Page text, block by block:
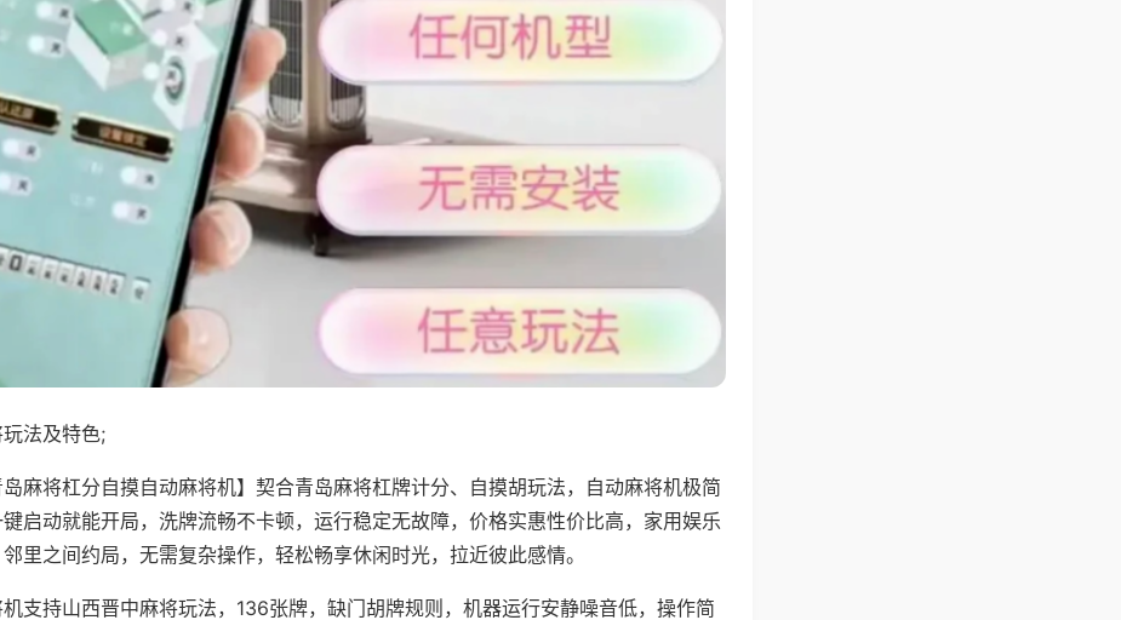
法及特色;
岛麻将杠分自摸自动麻将机】契合青岛麻将杠牌计分、自摸胡玩法，自动麻将机极简
启动就能开局，洗牌流畅不卡顿，运行稳定无故障，价格实惠性价比高，家用娱乐
里之间约局，无需复杂操作，轻松畅享休闲时光，拉近彼此感情。
支持山西晋中麻将玩法，136张牌，缺门胡牌规则，机器运行安静噪音低，操作简